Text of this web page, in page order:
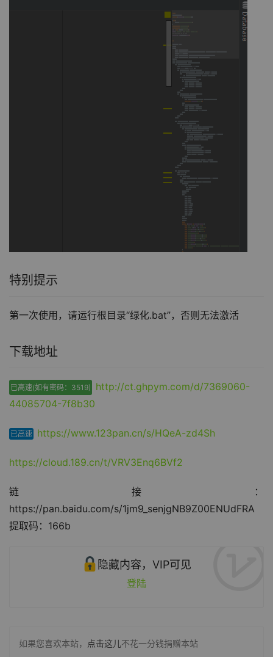
特别提示
第一次使用，请运行根目录“绿化.bat”，否则无法激活
下载地址
已高速(如有密码：3519)
http://ct.ghpym.com/d/7369060-
44085704-7f8b30
已高速 https://www.123pan.cn/s/HQeA-zd4Sh
https://cloud.189.cn/t/VRV3Enq6BVf2
链接：
https://pan.baidu.com/s/1jm9_senjgNB9Z00ENUdFRA
提取码：166b
隐藏内容，VIP可见
登陆
如果您喜欢本站， 点击这儿不花一分钱捐赠本站